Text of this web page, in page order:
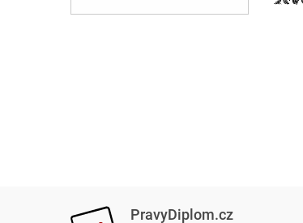
PravyDiplom.cz